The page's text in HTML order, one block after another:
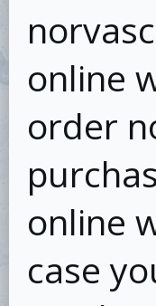
online
order
online
case